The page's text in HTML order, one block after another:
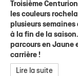
Troisième
les couleurs
plusieurs
à la fin de la
parcours en Jaune
carrière !
Lire la suite